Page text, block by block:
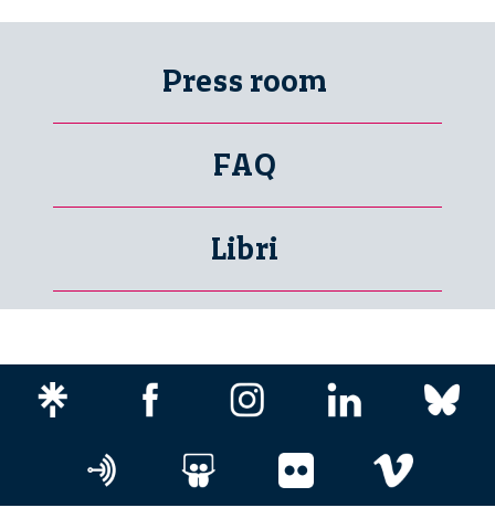
Press room
FAQ
Libri